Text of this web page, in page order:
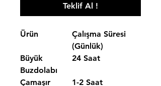
Teklif Al !
Ürün
Çalışma Süresi
(Günlük)
Büyük
Buzdolabı
24 Saat
Çamaşır
1-2 Saat